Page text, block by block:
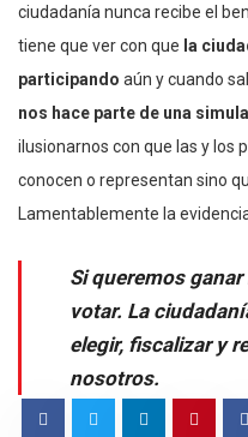
ciudadanía nunca recibe el
tiene que ver con que la
participando aún y cuando
nos hace parte de una
ilusionarnos con que las y los
conocen o representan sino
Lamentablemente la
Si queremos
votar. La
elegir, fiscalizar y
nosotros.